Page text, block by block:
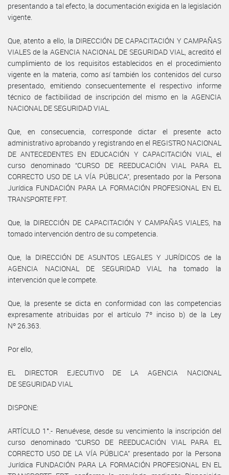
presentando a tal efecto, la documentación exigida en la legislación
vigente.
Que, atento a ello, la DIRECCIÓN DE CAPACITACIÓN Y CAMPAÑAS
VIALES de la AGENCIA NACIONAL DE SEGURIDAD VIAL, acreditó el
cumplimiento de los requisitos establecidos en el procedimiento
vigente en la materia, como así también los contenidos del curso
presentado, emitiendo consecuentemente el respectivo informe
técnico de factibilidad de inscripción del mismo en la AGENCIA
NACIONAL DE SEGURIDAD VIAL.
Que, en consecuencia, corresponde dictar el presente acto
administrativo aprobando y registrando en el REGISTRO NACIONAL
DE ANTECEDENTES EN EDUCACIÓN Y CAPACITACIÓN VIAL, el
curso denominado “CURSO DE REEDUCACIÓN VIAL PARA EL
CORRECTO USO DE LA VÍA PÚBLICA”, presentado por la Persona
Jurídica FUNDACIÓN PARA LA FORMACIÓN PROFESIONAL EN EL
TRANSPORTE FPT.
Que, la DIRECCIÓN DE CAPACITACIÓN Y CAMPAÑAS VIALES, ha
tomado intervención dentro de su competencia.
Que, la DIRECCIÓN DE ASUNTOS LEGALES Y JURÍDICOS de la
AGENCIA NACIONAL DE SEGURIDAD VIAL ha tomado la
intervención que le compete.
Que, la presente se dicta en conformidad con las competencias
expresamente atribuidas por el artículo 7º inciso b) de la Ley
Nº 26.363.
Por ello,
EL DIRECTOR EJECUTIVO DE LA AGENCIA NACIONAL
DE SEGURIDAD VIAL
DISPONE:
ARTÍCULO 1°.- Renuévese, desde su vencimiento la inscripción del
curso denominado “CURSO DE REEDUCACIÓN VIAL PARA EL
CORRECTO USO DE LA VÍA PÚBLICA” presentado por la Persona
Jurídica FUNDACIÓN PARA LA FORMACIÓN PROFESIONAL EN EL